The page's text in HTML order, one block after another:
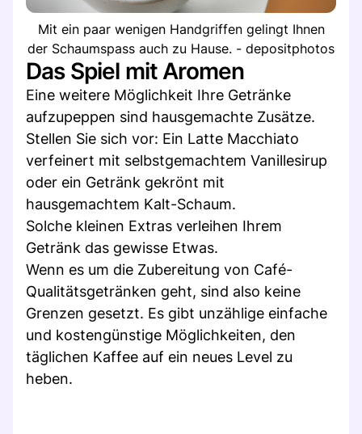
Mit ein paar wenigen Handgriffen gelingt Ihnen
der Schaumspass auch zu Hause. - depositphotos
Das Spiel mit Aromen
Eine weitere Möglichkeit Ihre Getränke
aufzupeppen sind hausgemachte Zusätze.
Stellen Sie sich vor: Ein Latte Macchiato
verfeinert mit selbstgemachtem Vanillesirup
oder ein Getränk gekrönt mit
hausgemachtem Kalt-Schaum.
Solche kleinen Extras verleihen Ihrem
Getränk das gewisse Etwas.
Wenn es um die Zubereitung von Café-
Qualitätsgetränken geht, sind also keine
Grenzen gesetzt. Es gibt unzählige einfache
und kostengünstige Möglichkeiten, den
täglichen Kaffee auf ein neues Level zu
heben.